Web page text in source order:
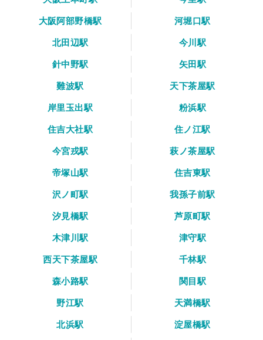
大阪阿部野橋駅
河堀口駅
北田辺駅
今川駅
針中野駅
矢田駅
難波駅
天下茶屋駅
岸里玉出駅
粉浜駅
住吉大社駅
住ノ江駅
今宮戎駅
萩ノ茶屋駅
帝塚山駅
住吉東駅
沢ノ町駅
我孫子前駅
汐見橋駅
芦原町駅
木津川駅
津守駅
西天下茶屋駅
千林駅
森小路駅
関目駅
野江駅
天満橋駅
北浜駅
淀屋橋駅